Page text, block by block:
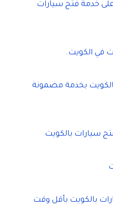
خدمة فتح سيارات
بخدمة مضمونة
بالكويت بأقل وقت